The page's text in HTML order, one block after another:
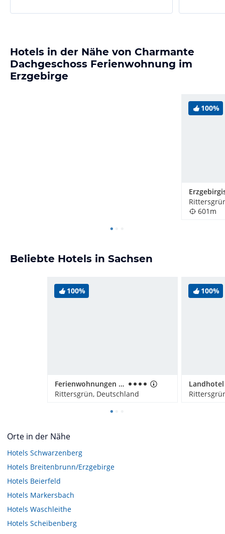
Hotels in der Nähe von Charmante
Dachgeschoss Ferienwohnung im
Erzgebirge
100%
601m
Beliebte Hotels in Sachsen
100%
Ferienwohnungen Weißflog
Rittersgrün, Deutschland
100%
Orte in der Nähe
Hotels Schwarzenberg
Hotels Breitenbrunn/Erzgebirge
Hotels Beierfeld
Hotels Markersbach
Hotels Waschleithe
Hotels Scheibenberg